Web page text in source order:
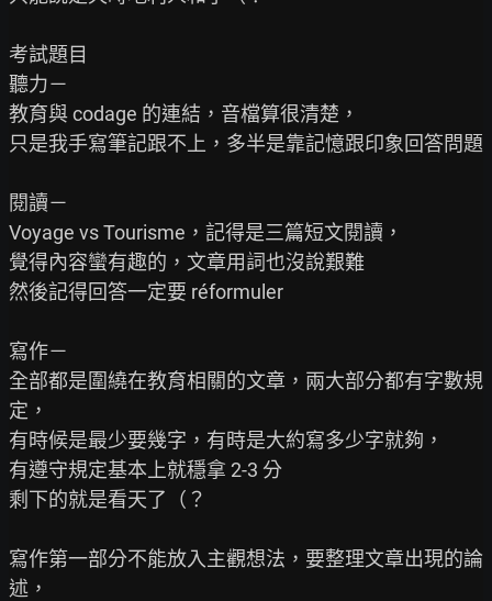
考試題目
聽力－
教育與 codage 的連結，音檔算很清楚，
只是我手寫筆記跟不上，多半是靠記憶跟印象回答問題
閱讀－
Voyage vs Tourisme，記得是三篇短文閱讀，
覺得內容蠻有趣的，文章用詞也沒說艱難
然後記得回答一定要 réformuler
寫作－
全部都是圍繞在教育相關的文章，兩大部分都有字數規
定，
有時候是最少要幾字，有時是大約寫多少字就夠，
有遵守規定基本上就穩拿 2-3 分
剩下的就是看天了（？
寫作第一部分不能放入主觀想法，要整理文章出現的論
述，